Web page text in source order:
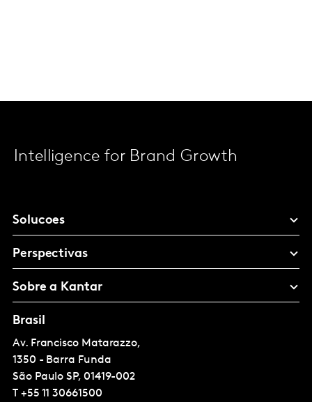
Intelligence for Brand Growth
Solucoes
Perspectivas
Sobre a Kantar
Brasil
Av. Francisco Matarazzo,
1350 - Barra Funda
São Paulo SP, 01419-002
T +55 11 30661500